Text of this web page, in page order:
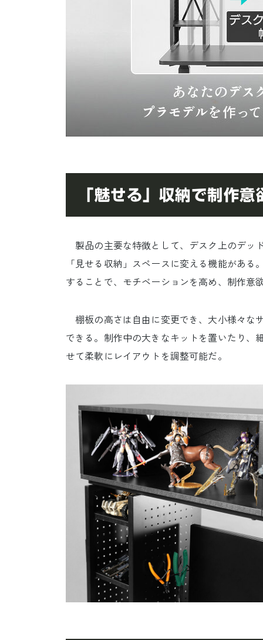
「魅せる」収納で制作意
製品の主要な特徴として、デスク上のデッ
「見せる収納」スペースに変える機能があ
することで、モチベーションを高め、制作意
棚板の高さは自由に変更でき、大小様々な
できる。制作中の大きなキットを置いたり、
せて柔軟にレイアウトを調整可能だ。